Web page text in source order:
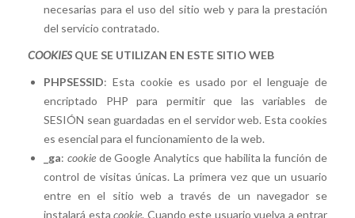
necesarias para el uso del sitio web y para la prestación
del servicio contratado.
COOKIESQUE SE UTILIZAN EN ESTE SITIO WEB
PHPSESSID: Esta cookie es usado por el lenguaje de
encriptado PHP para permitir que las variables de
SESIÓN sean guardadas en el servidor web. Esta cookies
es esencial para el funcionamiento de la web.
_ga: cookie de Google Analytics que habilita la función de
control de visitas únicas. La primera vez que un usuario
entre en el sitio web a través de un navegador se
instalará esta cookie. Cuando este usuario vuelva a entrar